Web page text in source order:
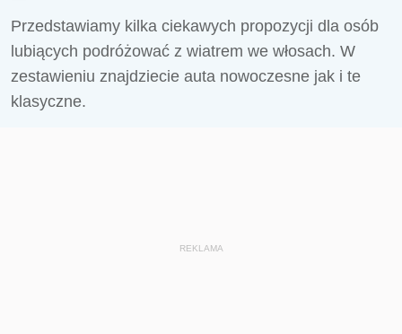
Przedstawiamy kilka ciekawych propozycji dla osób
lubiących podróżować z wiatrem we włosach. W
zestawieniu znajdziecie auta nowoczesne jak i te
klasyczne.
REKLAMA